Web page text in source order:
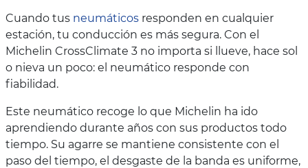
Cuando tus neumáticos responden en cualquier
estación, tu conducción es más segura. Con el
Michelin CrossClimate 3 no importa si llueve, hace sol
o nieva un poco: el neumático responde con
fiabilidad.
Este neumático recoge lo que Michelin ha ido
aprendiendo durante años con sus productos todo
tiempo. Su agarre se mantiene consistente con el
paso del tiempo, el desgaste de la banda es uniforme,